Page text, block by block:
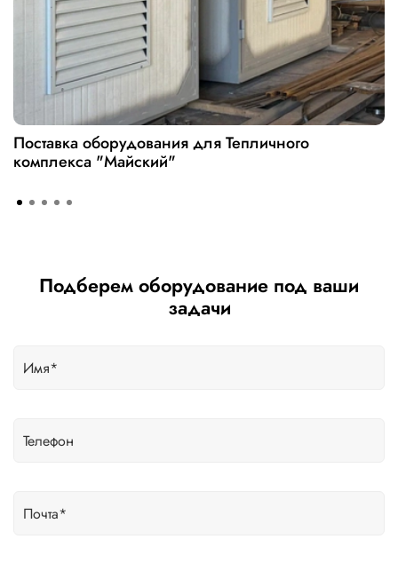
Поставка оборудования для Тепличного
комплекса "Майский"
Подберем оборудование под ваши
задачи